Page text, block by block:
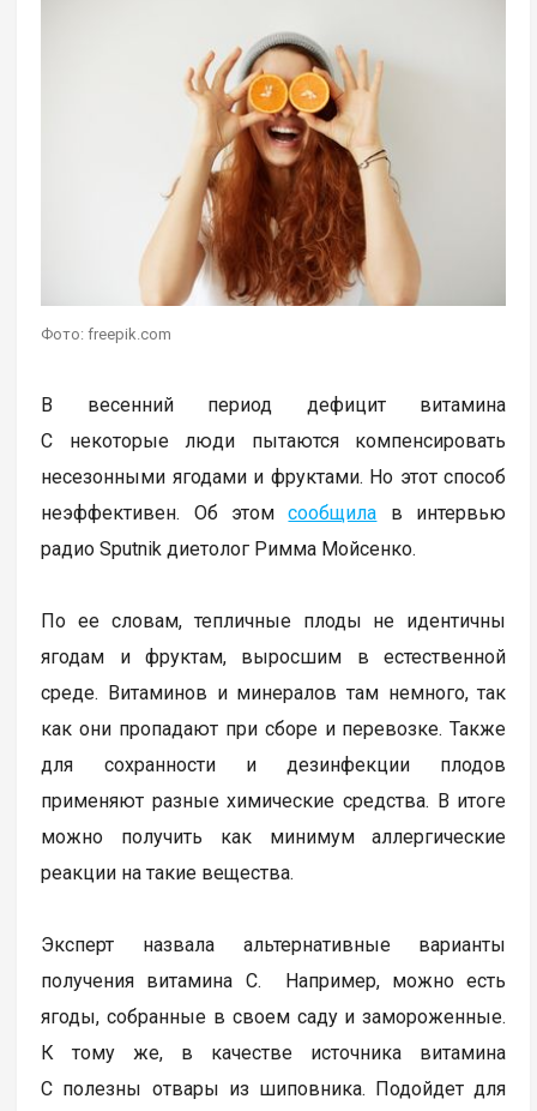
Фото: freepik.com
В весенний период дефицит витамина
С некоторые люди пытаются компенсировать
несезонными ягодами и фруктами. Но этот способ
неэффективен. Об этомсообщила в интервью
радио Sputnik диетолог Римма Мойсенко.
По ее словам, тепличные плоды не идентичны
ягодам и фруктам, выросшим в естественной
среде. Витаминов и минералов там немного, так
как они пропадают при сборе и перевозке. Также
для сохранности и дезинфекции плодов
применяют разные химические средства. В итоге
можно получить как минимум аллергические
реакции на такие вещества.
Эксперт назвала альтернативные варианты
получения витамина С. Например, можно есть
ягоды, собранные в своем саду и замороженные.
К тому же, в качестве источника витамина
С полезны отвары из шиповника. Подойдет для